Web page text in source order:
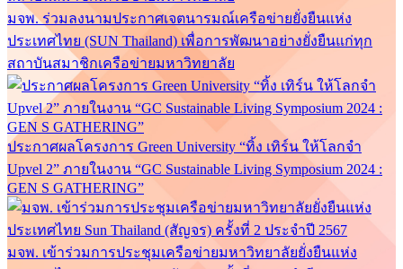
มจพ. ร่วมลงนามประกาศเจตนารมณ์เครือข่ายยั่งยืนแห่ง
ประเทศไทย (SUN Thailand) เพื่อการพัฒนาอย่างยั่งยืนแก่ทุก
สถาบันสมาชิกเครือข่ายมหาวิทยาลัย
ประกาศผลโครงการ Green University “ทิ้ง เทิร์น ให้โลกจำ
Upvel 2” ภายในงาน “GC Sustainable Living Symposium 2024 :
GEN S GATHERING”
มจพ. เข้าร่วมการประชุมเครือข่ายมหาวิทยาลัยยั่งยืนแห่ง